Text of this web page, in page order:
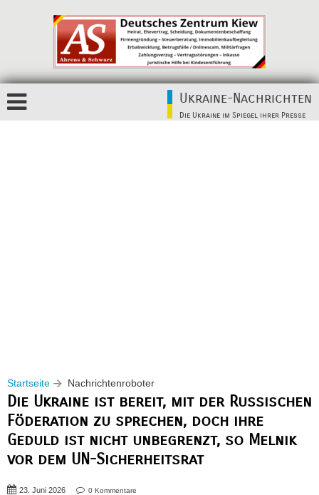
Ukraine-Nachrichten
Die Ukraine im Spiegel ihrer Presse
Startseite Nachrichtenroboter
Die Ukraine ist bereit, mit der Russischen
Föderation zu sprechen, doch ihre
Geduld ist nicht unbegrenzt, so Melnik
vor dem UN-Sicherheitsrat
23. Juni 2026 0 Kommentare